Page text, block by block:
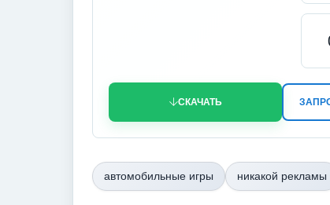
СКАЧАТЬ
автомобильные игры никакой рекламы